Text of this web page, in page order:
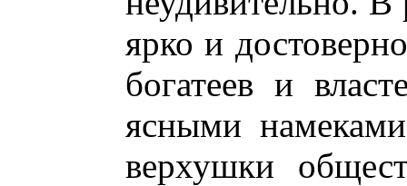
ярко и
богатеев и
ясными
верхушки